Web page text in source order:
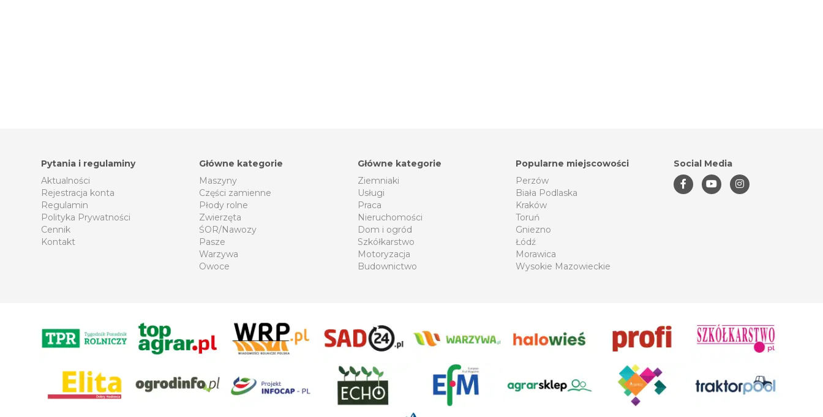
Pytania i regulaminy
Aktualności
Rejestracja konta
Regulamin
Polityka Prywatności
Cennik
Kontakt
Główne kategorie
Maszyny
Części zamienne
Płody rolne
Zwierzęta
ŚOR/Nawozy
Pasze
Warzywa
Owoce
Główne kategorie
Ziemniaki
Usługi
Praca
Nieruchomości
Dom i ogród
Szkółkarstwo
Motoryzacja
Budownictwo
Popularne miejscowości
Perzów
Biała Podlaska
Kraków
Toruń
Gniezno
Łódź
Morawica
Wysokie Mazowieckie
Social Media